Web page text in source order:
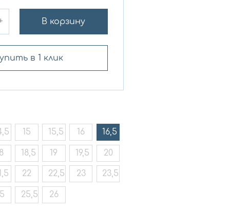
В корзину
в 1 клик
15 15,5 16 16,5
18,5 19 19,5 20
22 22,5 23 23,5
25,5 26